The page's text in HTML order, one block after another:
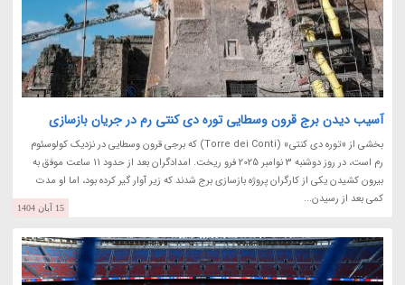
آسیب دیدن برج قرون وسطایی توره دی کنتی رم در جریان بازسازی
بخشی از «توره دی کنتی» (Torre dei Conti) که برجی قرون وسطایی در نزدیک کولوسئوم
رم است، در روز دوشنبه 3 نوامبر 2025 فرو ریخت. امدادگران بعد از حدود 11 ساعت موفق به
بیرون کشیدن یکی از کارگران پروژه بازسازی برج شدند که زیر آوار گیر کرده بود، اما او مدت
کمی بعد از رسیدن...
15 آبان 1404